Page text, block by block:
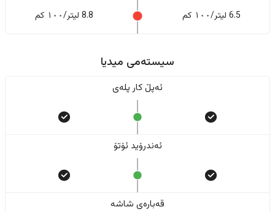
6.5 لیتر/١٠٠ کم 8.8 لیتر/١٠٠ کم
سیستەمی میدیا
ئەپڵ کار پلەی
ئەندرۆید ئۆتۆ
قەبارەی شاشە